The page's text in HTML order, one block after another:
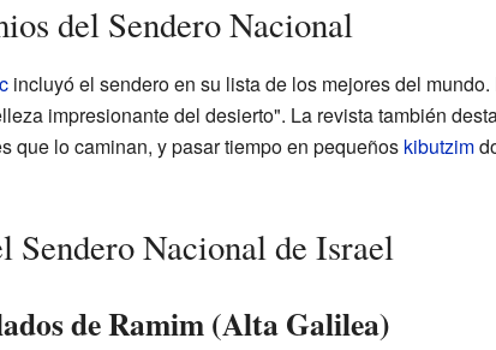
del Sendero Nacional
incluyó el sendero en su lista de los mejores del
impresionante del desierto". La revista también
que lo caminan, y pasar tiempo en pequeños kibutzim
Sendero Nacional de Israel
de Ramim (Alta Galilea)